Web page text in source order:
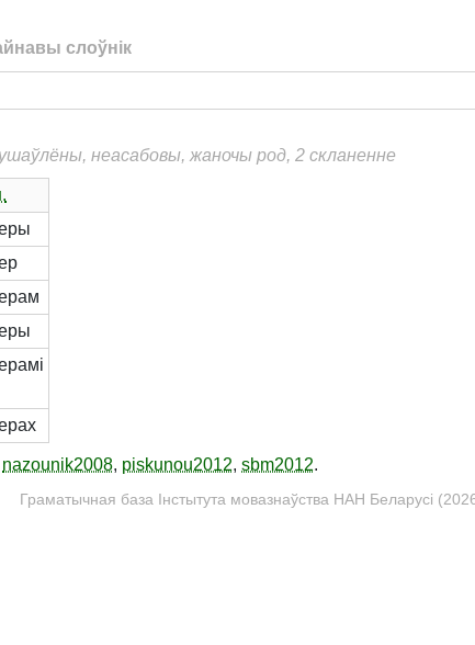
слоўнік
неасабовы, жаночы род, 2 скланенне
nazounik2008, piskunou2012, sbm2012.
Граматычная база Інстытута мовазнаўства НАН Беларусі